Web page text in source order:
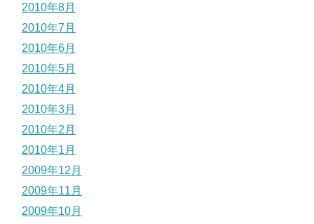
2010年8月
2010年7月
2010年6月
2010年5月
2010年4月
2010年3月
2010年2月
2010年1月
2009年12月
2009年11月
2009年10月